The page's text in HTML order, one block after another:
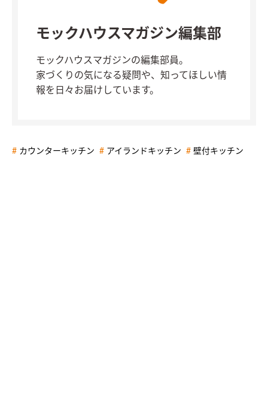
モックハウスマガジン編集部
モックハウスマガジンの編集部員。
家づくりの気になる疑問や、知ってほしい情
報を日々お届けしています。
カウンターキッチン アイランドキッチン 壁付キッチン